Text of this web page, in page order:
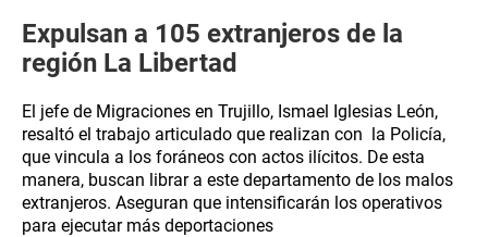
Expulsan a 105 extranjeros de la
región La Libertad
El jefe de Migraciones en Trujillo, Ismael Iglesias León,
resaltó el trabajo articulado que realizan con la Policía,
que vincula a los foráneos con actos ilícitos. De esta
manera, buscan librar a este departamento de los malos
extranjeros. Aseguran que intensificarán los operativos
para ejecutar más deportaciones